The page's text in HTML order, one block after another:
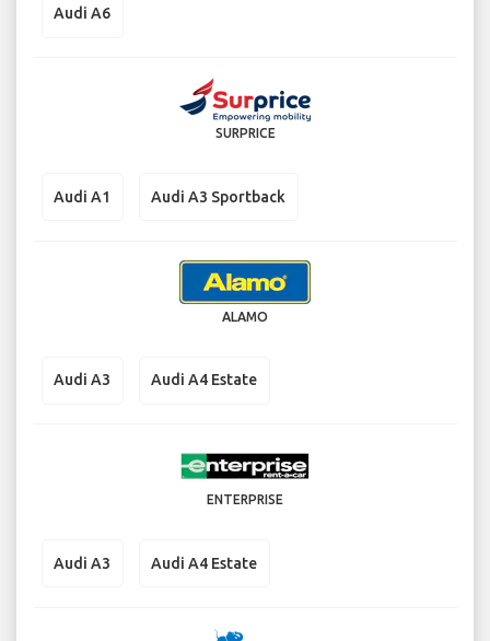
Audi A6
SURPRICE
Audi A1 Audi A3 Sportback
ALAMO
Audi A3 Audi A4 Estate
ENTERPRISE
Audi A3 Audi A4 Estate